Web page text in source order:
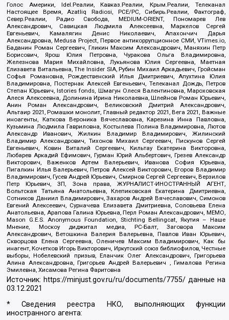
Голос Америки, Idel.Реалии, Кавказ.Реалии, Крым.Реалии, Телеканал
Настоящее Время, Azatliq Radiosi, PCE/PC, Сибирь.Реалии, Фактограф,
Север.Реалии, Радио Свобода, MEDIUM-ORIENT, Пономарев Лев
Александрович, Савицкая Людмила Алексеевна, Маркелов Сергей
Евгеньевич, Камалягин Денис Николаевич, Апахончич Дарья
Александровна, Medusa Project, Первое антикоррупционное СМИ, VTimes.io,
Баданин Роман Сергеевич, Гликин Максим Александрович, Маняхин Петр
Борисович, Ярош Юлия Петровна, Чуракова Ольга Владимировна,
Железнова Мария Михайловна, Лукьянова Юлия Сергеевна, Маетная
Елизавета Витальевна, The Insider SIA, Рубин Михаил Аркадьевич, Гройсман
Софья Романовна, Рождественский Илья Дмитриевич, Апухтина Юлия
Владимировна, Постернак Алексей Евгеньевич, Телеканал Дождь, Петров
Степан Юрьевич, Istories fonds, Шмагун Олеся Валентиновна, Мароховская
Алеся Алексеевна, Долинина Ирина Николаевна, Шлейнов Роман Юрьевич,
Анин Роман Александрович, Великовский Дмитрий Александрович,
Альтаир 2021, Ромашки монолит, Главный редактор 2021, Вега 2021, Важные
иноагенты, Каткова Вероника Вячеславовна, Карезина Инна Павловна,
Кузьмина Людмила Гавриловна, Костылева Полина Владимировна, Лютов
Александр Иванович, Жилкин Владимир Владимирович, Жилинский
Владимир Александрович, Тихонов Михаил Сергеевич, Пискунов Сергей
Евгеньевич, Ковин Виталий Сергеевич, Кильтау Екатерина Викторовна,
Любарев Аркадий Ефимович, Гурман Юрий Альбертович, Грезев Александр
Викторович, Важенков Артем Валерьевич, Иванова София Юрьевна,
Пигалкин Илья Валерьевич, Петров Алексей Викторович, Егоров Владимир
Владимирович, Гусев Андрей Юрьевич, Смирнов Сергей Сергеевич, Верзилов
Петр Юрьевич, ЗП, Зона права, ЖУРНАЛИСТ-ИНОСТРАННЫЙ АГЕНТ,
Вольтская Татьяна Анатольевна, Клепиковская Екатерина Дмитриевна,
Сотников Даниил Владимирович, Захаров Андрей Вячеславович, Симонов
Евгений Алексеевич, Сурначева Елизавета Дмитриевна, Соловьева Елена
Анатольевна, Арапова Галина Юрьевна, Перл Роман Александрович, МЕМО,
Mason G.E.S. Anonymous Foundation, Stichting Bellingcat, Якутия – Наше
Мнение, Москоу диджитал медиа, РС-Балт, Заговора Максим
Александрович, Ветошкина Валерия Валерьевна, Павлов Иван Юрьевич,
Скворцова Елена Сергеевна, Оленичев Максим Владимирович, Как бы
инагент, Кочетков Игорь Викторович, Иркутский союз библиофилов, Честные
выборы, Нобелевский призыв, Еланчик Олег Александрович, Григорьева
Алина Александровна, Григорьев Андрей Валерьевич , Гималова Регина
Эмилевна, Хисамова Регина Фаритовна
Источник: https://minjust.gov.ru/ru/documents/7755/ данные на
03.12.2021
* Сведения реестра НКО, выполняющих функции
иностранного агента: